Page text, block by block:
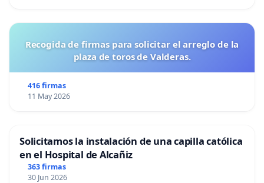
Recogida de firmas para solicitar el arreglo de la
plaza de toros de Valderas.
416 firmas
11 May 2026
Solicitamos la instalación de una capilla católica
en el Hospital de Alcañiz
363 firmas
30 Jun 2026